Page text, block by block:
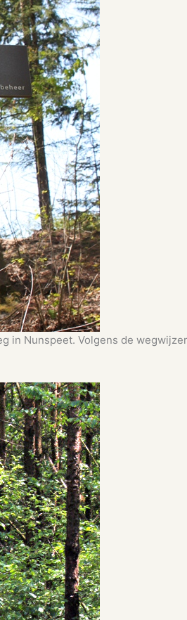
in Nunspeet. Volgens de